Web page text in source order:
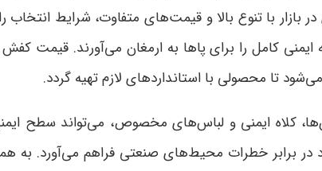
با تنوع بالا و قیمت‌های متفاوت، شرایط
کامل را برای پاها به ارمغان می‌آورند. قیمت کفش
تا محصولی با استانداردهای لازم تهیه گردد.
کلاه ایمنی و لباس‌های مخصوص، می‌تواند سطح
در برابر خطرات محیط‌های صنعتی فراهم می‌آورد.